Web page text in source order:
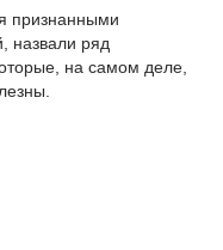
признанными
назвали ряд
на самом деле,